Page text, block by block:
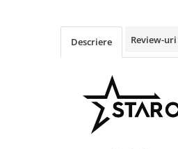
Descriere Review-uri